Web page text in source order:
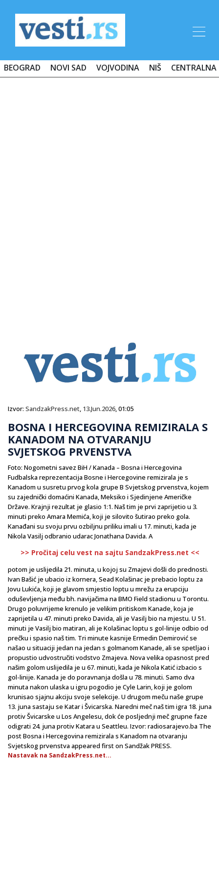
BEOGRAD NOVI SAD VOJVODINA NIŠ CENTRALNA
Izvor: SandzakPress.net, 13.Jun.2026, 01:05
BOSNA I HERCEGOVINA REMIZIRALA S
KANADOM NA OTVARANJU
SVJETSKOG PRVENSTVA
Foto: Nogometni savez BiH / Kanada – Bosna i Hercegovina
Fudbalska reprezentacija Bosne i Hercegovine remizirala je s
Kanadom u susretu prvog kola grupe B Svjetskog prvenstva, kojem
su zajednički domaćini Kanada, Meksiko i Sjedinjene Američke
Države. Krajnji rezultat je glasio 1:1. Naš tim je prvi zaprijetio u 3.
minuti preko Amara Memića, koji je silovito šutirao preko gola.
Kanađani su svoju prvu ozbiljnu priliku imali u 17. minuti, kada je
Nikola Vasilj odbranio udarac Jonathana Davida. A
>> Pročitaj celu vest na sajtu SandzakPress.net <<
potom je uslijedila 21. minuta, u kojoj su Zmajevi došli do prednosti.
Ivan Bašić je ubacio iz kornera, Sead Kolašinac je prebacio loptu za
Jovu Lukića, koji je glavom smjestio loptu u mrežu za erupciju
oduševljenja među bh. navijačima na BMO Field stadionu u Torontu.
Drugo poluvrijeme krenulo je velikim pritiskom Kanade, koja je
zaprijetila u 47. minuti preko Davida, ali je Vasilj bio na mjestu. U 51.
minuti je Vasilj bio matiran, ali je Kolašinac loptu s gol-linije odbio od
prečku i spasio naš tim. Tri minute kasnije Ermedin Demirović se
našao u situaciji jedan na jedan s golmanom Kanade, ali se spetljao i
propustio udvostručiti vodstvo Zmajeva. Nova velika opasnost pred
našim golom uslijedila je u 67. minuti, kada je Nikola Katić izbacio s
gol-linije. Kanada je do poravnanja došla u 78. minuti. Samo dva
minuta nakon ulaska u igru pogodio je Cyle Larin, koji je golom
krunisao sjajnu akciju svoje selekcije. U drugom meču naše grupe
13. juna sastaju se Katar i Švicarska. Naredni meč naš tim igra 18. juna
protiv Švicarske u Los Angelesu, dok će posljednji meč grupne faze
odigrati 24. juna protiv Katara u Seattleu. Izvor: radiosarajevo.ba The
post Bosna i Hercegovina remizirala s Kanadom na otvaranju
Svjetskog prvenstva appeared first on Sandžak PRESS.
Nastavak na SandzakPress.net...